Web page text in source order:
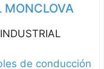
MONCLOVA
de conducción